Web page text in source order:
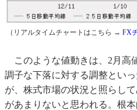
（リアルタイムチャートはこちら → FX
このような値動きは、2月高
調子な下落に対する調整とい
が、株式市場の状況と照らし
があまりないと思われる。根本